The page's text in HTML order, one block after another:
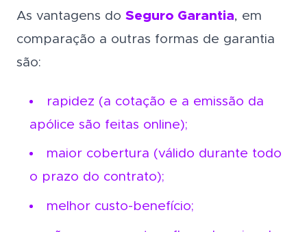
As vantagens do Seguro Garantia, em
comparação a outras formas de garantia
são:
rapidez (a cotação e a emissão da
apólice são feitas online);
maior cobertura (válido durante todo
o prazo do contrato);
melhor custo-benefício;